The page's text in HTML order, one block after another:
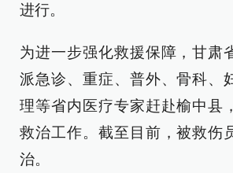
进行。
为进一步强化救援保障，甘肃
派急诊、重症、普外、骨科、
理等省内医疗专家赶赴榆中县
救治工作。截至目前，被救伤
治。